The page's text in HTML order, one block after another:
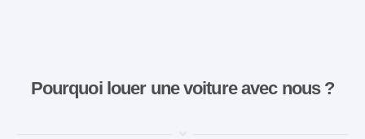
Pourquoi louer une voiture avec nous ?